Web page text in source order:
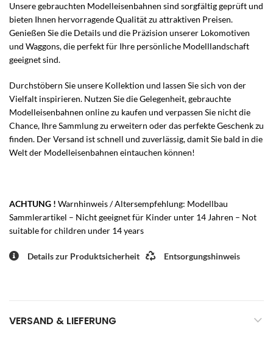
Unsere gebrauchten Modelleisenbahnen sind sorgfältig geprüft und
bieten Ihnen hervorragende Qualität zu attraktiven Preisen.
Genießen Sie die Details und die Präzision unserer Lokomotiven
und Waggons, die perfekt für Ihre persönliche Modelllandschaft
geeignet sind.
Durchstöbern Sie unsere Kollektion und lassen Sie sich von der
Vielfalt inspirieren. Nutzen Sie die Gelegenheit, gebrauchte
Modelleisenbahnen online zu kaufen und verpassen Sie nicht die
Chance, Ihre Sammlung zu erweitern oder das perfekte Geschenk zu
finden. Der Versand ist schnell und zuverlässig, damit Sie bald in die
Welt der Modelleisenbahnen eintauchen können!
ACHTUNG ! Warnhinweis / Altersempfehlung: Modellbau
Sammlerartikel – Nicht geeignet für Kinder unter 14 Jahren – Not
suitable for children under 14 years
Details zur Produktsicherheit Entsorgungshinweis
VERSAND & LIEFERUNG